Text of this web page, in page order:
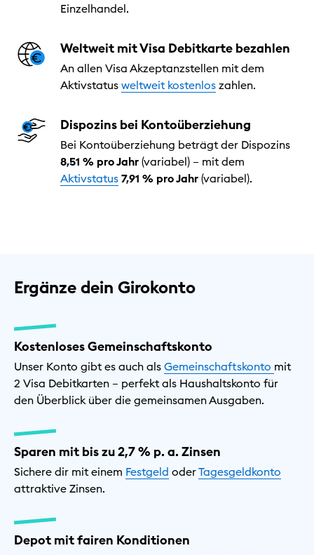
Einzelhandel.
Weltweit mit Visa Debitkarte bezahlen
An allen Visa Akzeptanzstellen mit dem
Aktivstatus weltweit kostenlos zahlen.
Dispozins bei Kontoüberziehung
Bei Kontoüberziehung beträgt der Dispozins
8,51 % pro Jahr (variabel) – mit dem
Aktivstatus 7,91 % pro Jahr (variabel).
Ergänze dein Girokonto
Kostenloses Gemeinschaftskonto
Unser Konto gibt es auch als Gemeinschaftskonto mit
2 Visa Debitkarten – perfekt als Haushaltskonto für
den Überblick über die gemeinsamen Ausgaben.
Sparen mit bis zu 2,7 % p. a. Zinsen
Sichere dir mit einem Festgeld oderTagesgeldkonto
attraktive Zinsen.
Depot mit fairen Konditionen